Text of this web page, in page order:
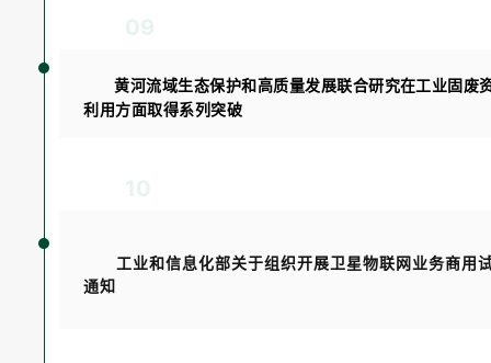
09
黄河流域生态保护和高质量发展联合研究在工业固废
利用方面取得系列突破
10
工业和信息化部关于组织开展卫星物联网业务商用
通知